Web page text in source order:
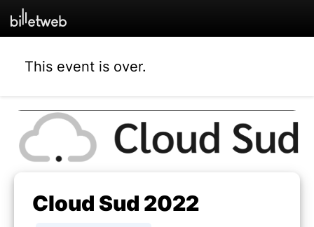
This event is over.
Cloud Sud 2022